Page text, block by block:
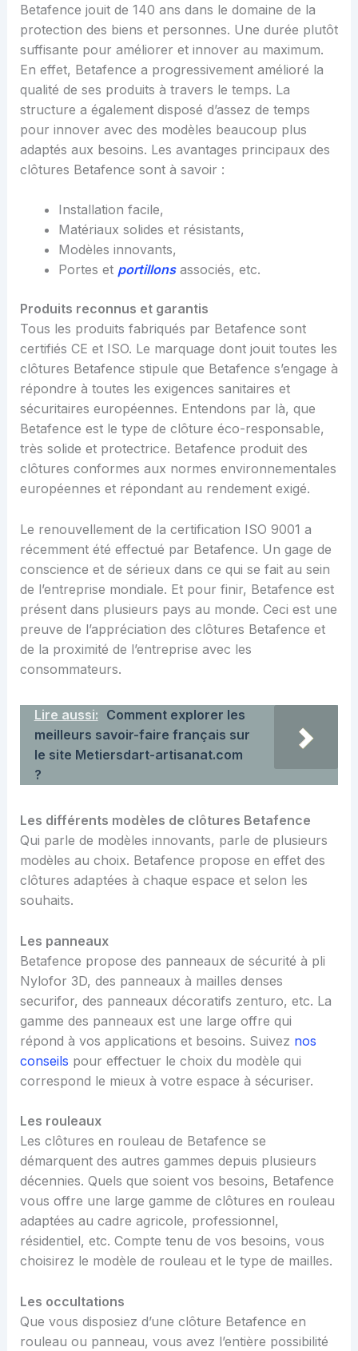
Betafence jouit de 140 ans dans le domaine de la
protection des biens et personnes. Une durée plutôt
suffisante pour améliorer et innover au maximum.
En effet, Betafence a progressivement amélioré la
qualité de ses produits à travers le temps. La
structure a également disposé d’assez de temps
pour innover avec des modèles beaucoup plus
adaptés aux besoins. Les avantages principaux des
clôtures Betafence sont à savoir :
Installation facile,
Matériaux solides et résistants,
Modèles innovants,
Portes et portillonsassociés, etc.
Produits reconnus et garantis
Tous les produits fabriqués par Betafence sont
certifiés CE et ISO. Le marquage dont jouit toutes les
clôtures Betafence stipule que Betafence s’engage à
répondre à toutes les exigences sanitaires et
sécuritaires européennes. Entendons par là, que
Betafence est le type de clôture éco-responsable,
très solide et protectrice. Betafence produit des
clôtures conformes aux normes environnementales
européennes et répondant au rendement exigé.
Le renouvellement de la certification ISO 9001 a
récemment été effectué par Betafence. Un gage de
conscience et de sérieux dans ce qui se fait au sein
de l’entreprise mondiale. Et pour finir, Betafence est
présent dans plusieurs pays au monde. Ceci est une
preuve de l’appréciation des clôtures Betafence et
de la proximité de l’entreprise avec les
consommateurs.
Lire aussi: Comment explorer les
meilleurs savoir-faire français sur
le site Metiersdart-artisanat.com
?
Les différents modèles de clôtures Betafence
Qui parle de modèles innovants, parle de plusieurs
modèles au choix. Betafence propose en effet des
clôtures adaptées à chaque espace et selon les
souhaits.
Les panneaux
Betafence propose des panneaux de sécurité à pli
Nylofor 3D, des panneaux à mailles denses
securifor, des panneaux décoratifs zenturo, etc. La
gamme des panneaux est une large offre qui
répond à vos applications et besoins. Suivez nos
conseils pour effectuer le choix du modèle qui
correspond le mieux à votre espace à sécuriser.
Les rouleaux
Les clôtures en rouleau de Betafence se
démarquent des autres gammes depuis plusieurs
décennies. Quels que soient vos besoins, Betafence
vous offre une large gamme de clôtures en rouleau
adaptées au cadre agricole, professionnel,
résidentiel, etc. Compte tenu de vos besoins, vous
choisirez le modèle de rouleau et le type de mailles.
Les occultations
Que vous disposiez d’une clôture Betafence en
rouleau ou panneau, vous avez l’entière possibilité